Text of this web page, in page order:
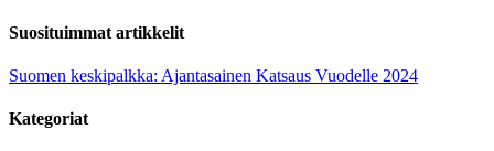
Suosituimmat artikkelit
Suomen keskipalkka: Ajantasainen Katsaus Vuodelle 2024
Kategoriat